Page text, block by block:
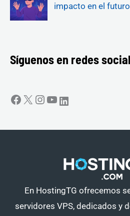
impacto en el futuro
Síguenos en redes
En HostingTG ofrecemos
servidores VPS, dedicados y